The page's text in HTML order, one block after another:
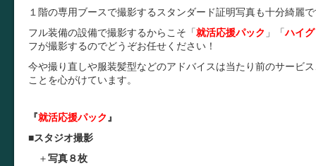
１階の専用ブースで撮影するスタンダード証明写真も十分綺麗
フル装備の設備で撮影するからこそ 「就活応援パック 」 「ハイ
フが撮影するのでどうぞお任せください！
今や撮り直しや服装髪型などのアドバイスは当たり前のサービ
ことを心がけています。
『就活応援パック 』
■スタジオ撮影
＋写真８枚